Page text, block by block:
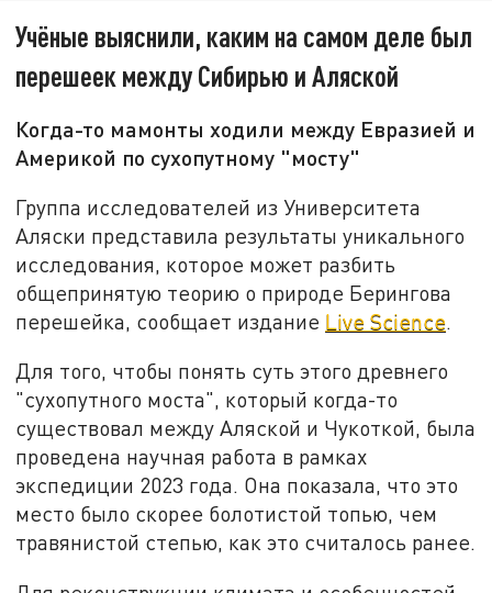
Учёные выяснили, каким на самом деле был
перешеек между Сибирью и Аляской
Когда-то мамонты ходили между Евразией и
Америкой по сухопутному "мосту"
Группа исследователей из Университета
Аляски представила результаты уникального
исследования, которое может разбить
общепринятую теорию о природе Берингова
перешейка, сообщает издание Live Science.
Для того, чтобы понять суть этого древнего
"сухопутного моста", который когда-то
существовал между Аляской и Чукоткой, была
проведена научная работа в рамках
экспедиции 2023 года. Она показала, что это
место было скорее болотистой топью, чем
травянистой степью, как это считалось ранее.